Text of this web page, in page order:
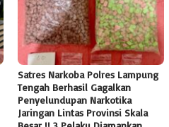
Satres Narkoba Polres Lampung
Tengah Berhasil Gagalkan
Penyelundupan Narkotika
Jaringan Lintas Provinsi Skala